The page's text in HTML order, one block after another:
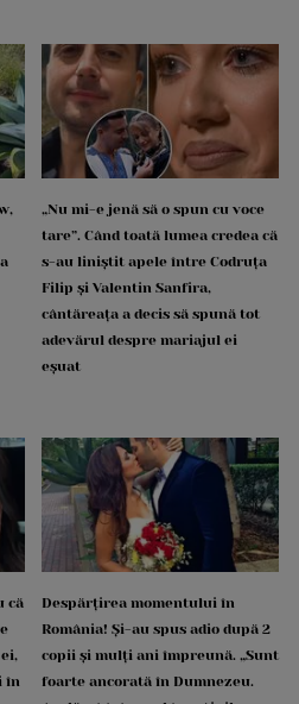
„Nu mi-e jenă să o spun cu voce
tare”. Când toată lumea credea că
s-au liniștit apele între Codruța
Filip și Valentin Sanfira,
cântăreața a decis să spună tot
adevărul despre mariajul ei
eșuat
că
în
Despărțirea momentului în
România! Și-au spus adio după 2
copii și mulți ani împreună. „Sunt
foarte ancorată în Dumnezeu.